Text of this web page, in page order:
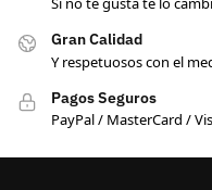
Gran Calidad
Y respetuosos con el
Pagos Seguros
PayPal / MasterCard /